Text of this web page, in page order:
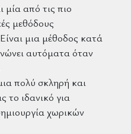
μία από τις πιο
μεθόδους
μια μέθοδος κατά
αυτόματα όταν
πολύ σκληρή και
το ιδανικό για
χωρικών